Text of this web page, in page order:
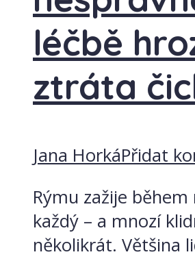
léčbě
ztráta
Jana HorkáPřidat
Rýmu zažije během
každý – a mnozí
několikrát. Většina